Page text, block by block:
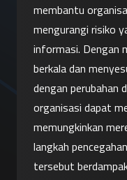
membantu
mengurangi risiko
informasi. Dengan
berkala dan
dengan perubahan
organisasi dapat
memungkinkan
langkah
tersebut